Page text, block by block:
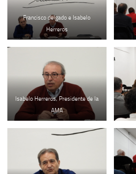
Izquierda Republicana. Galicia
Textos esenciales del republicanismo
Archivo histórico
Archivo Documental
Biografía
Cronología fundamental de Manuel Azaña
Artículos sobre Manuel Azaña
Ochenta años sin Manuel Azaña
Bibliografías
Biblioteca
Francisco delgado e Isabelo
Herreros
Isabelo Herreros, Presidente de la
AMA